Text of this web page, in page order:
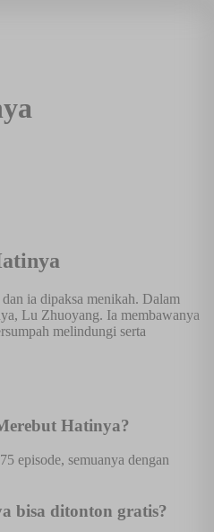
ia dipaksa menikah. Dalam
Lu Zhuoyang. Ia membawanya
melindungi serta
Hatinya?
episode, semuanya dengan
bisa ditonton gratis?